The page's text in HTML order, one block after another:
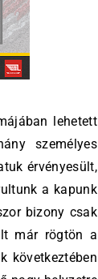
lehetett
személyes
érvényesült,
a kapunk
bizony csak
már rögtön a
következtében